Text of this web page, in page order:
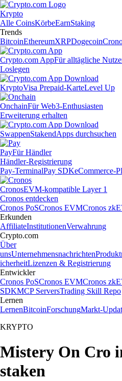
Krypto
Alle CoinsKörbeEarnStaking
Trends
BitcoinEthereumXRPDogecoin
Crypto.com AppFür alltägliche
Loslegen
KryptoVisa Prepaid-KarteLevel Up
OnchainFür Web3-Enthusiasten
Erweiterung erhalten
SwappenStakendApps durchsuchen
PayFür Händler
Händler-Registrierung
Pay-TerminalPay SDKeCommerce-
CronosEVM-kompatible Layer 1
Cronos entdecken
Cronos PoSCronos EVMCronos
Erkunden
AffiliateInstitutionenVerwahrung
Crypto.com
Über
unsUnternehmensnachrichten
icherheitLizenzen & Registrierung
Entwickler
Cronos PoSCronos EVMCronos
SDKMCP ServersTrading Skill Repo
Lernen
LernenBitcoinForschungMarkt-
KRYPTO
Mistery On Cro
staken